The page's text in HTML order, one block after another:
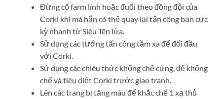
Đừng cố farm lính hoặc đuổi theo đồng đội của
Corki khi mà hắn có thể quay lại tấn công bạn cực
kỳ nhanh từ Siêu Tên lửa.
Sử dụng các tướng tấn công tầm xa để đối đầu
với Corki.
Sử dụng các chiêu thức khống chế cứng, để khống
chế và tiêu diệt Corki trước giao tranh.
Lên các trang bị tăng máu để khắc chế 1 xạ thủ